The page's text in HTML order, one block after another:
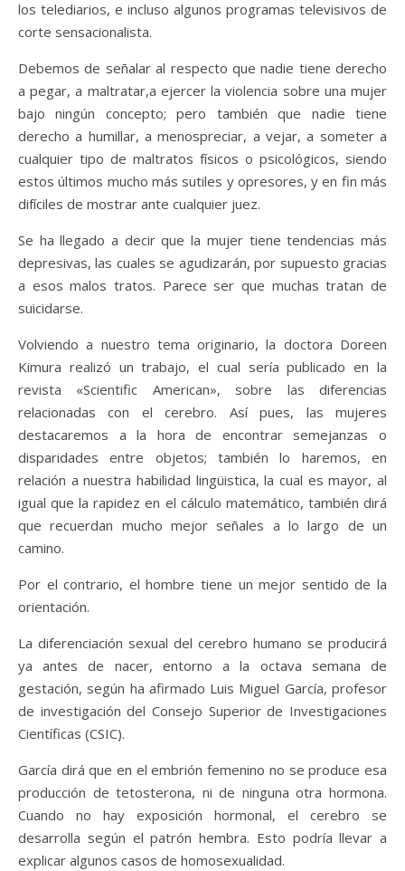
los telediarios, e incluso algunos programas televisivos de
corte sensacionalista.
Debemos de señalar al respecto que nadie tiene derecho
a pegar, a maltratar,a ejercer la violencia sobre una mujer
bajo ningún concepto; pero también que nadie tiene
derecho a humillar, a menospreciar, a vejar, a someter a
cualquier tipo de maltratos físicos o psicológicos, siendo
estos últimos mucho más sutiles y opresores, y en fin más
difíciles de mostrar ante cualquier juez.
Se ha llegado a decir que la mujer tiene tendencias más
depresivas, las cuales se agudizarán, por supuesto gracias
a esos malos tratos. Parece ser que muchas tratan de
suicidarse.
Volviendo a nuestro tema originario, la doctora Doreen
Kimura realizó un trabajo, el cual sería publicado en la
revista «Scientific American», sobre las diferencias
relacionadas con el cerebro. Así pues, las mujeres
destacaremos a la hora de encontrar semejanzas o
disparidades entre objetos; también lo haremos, en
relación a nuestra habilidad lingüistica, la cual es mayor, al
igual que la rapidez en el cálculo matemático, también dirá
que recuerdan mucho mejor señales a lo largo de un
camino.
Por el contrario, el hombre tiene un mejor sentido de la
orientación.
La diferenciación sexual del cerebro humano se producirá
ya antes de nacer, entorno a la octava semana de
gestación, según ha afirmado Luis Miguel García, profesor
de investigación del Consejo Superior de Investigaciones
Científicas (CSIC).
García dirá que en el embrión femenino no se produce esa
producción de tetosterona, ni de ninguna otra hormona.
Cuando no hay exposición hormonal, el cerebro se
desarrolla según el patrón hembra. Esto podría llevar a
explicar algunos casos de homosexualidad.